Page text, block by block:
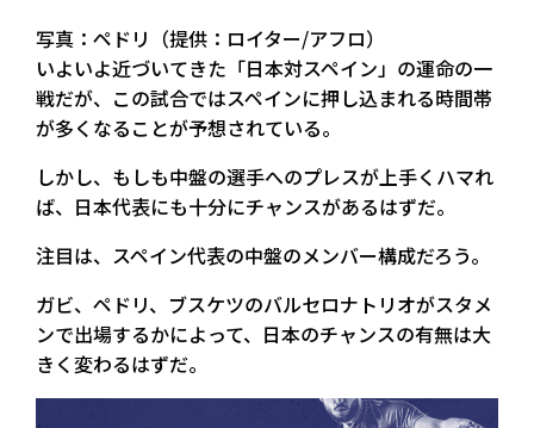
写真：ペドリ（提供：ロイター/アフロ）
いよいよ近づいてきた「日本対スペイン」の運命の一
戦だが、この試合ではスペインに押し込まれる時間帯
が多くなることが予想されている。
しかし、もしも中盤の選手へのプレスが上手くハマれ
ば、日本代表にも十分にチャンスがあるはずだ。
注目は、スペイン代表の中盤のメンバー構成だろう。
ガビ、ペドリ、ブスケツのバルセロナトリオがスタメ
ンで出場するかによって、日本のチャンスの有無は大
きく変わるはずだ。